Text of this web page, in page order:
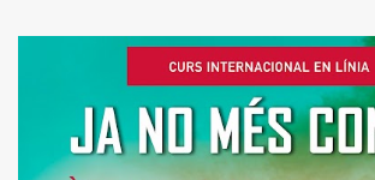
emociones y valores. A la vez que
historia y la cultura de algunos pueblos
vínculos que nos unen a este maravilloso
busca fortalecer el diálogo y la convivencia
mundo globalizado, pero también en nuestro